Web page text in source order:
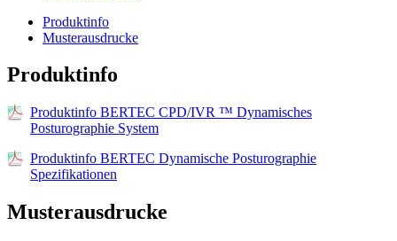
Produktinfo
Musterausdrucke
Produktinfo
Produktinfo BERTEC CPD/IVR ™ Dynamisches
Posturographie System
Produktinfo BERTEC Dynamische Posturographie
Spezifikationen
Musterausdrucke